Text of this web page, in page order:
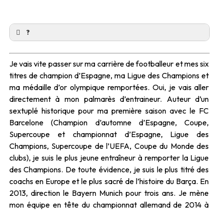
?
Je vais vite passer sur ma carrière de footballeur et mes six
titres de champion d’Espagne, ma Ligue des Champions et
ma médaille d’or olympique remportées. Oui, je vais aller
directement à mon palmarès d’entraineur. Auteur d’un
sextuplé historique pour ma première saison avec le FC
Barcelone (Champion d’automne d’Espagne, Coupe,
Supercoupe et championnat d’Espagne, Ligue des
Champions, Supercoupe de l’UEFA, Coupe du Monde des
clubs), je suis le plus jeune entraîneur à remporter la Ligue
des Champions. De toute évidence, je suis le plus titré des
coachs en Europe et le plus sacré de l’histoire du Barça. En
2013, direction le Bayern Munich pour trois ans. Je mène
mon équipe en tête du championnat allemand de 2014 à